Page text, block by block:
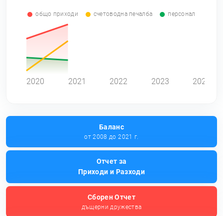
общо приходи счетоводна печалба персонал
2020 2021 2022 2023 2024
Баланс
от 2008 до 2021 г.
Отчет за
Приходи и Разходи
Сборен Отчет
дъщерни дружества